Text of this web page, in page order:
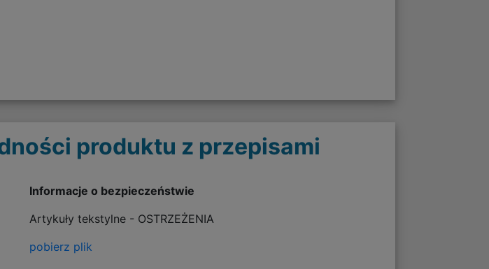
produktu z przepisami
Informacje o bezpieczeństwie
Artykuły tekstylne - OSTRZEŻENIA
pobierz plik